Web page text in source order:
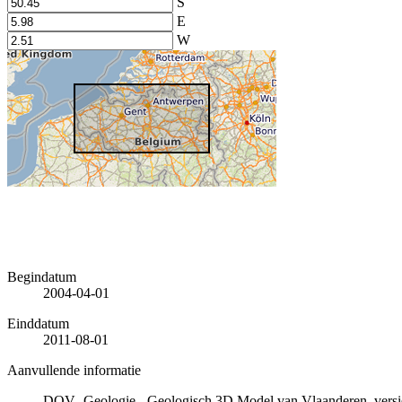
E
W
Begindatum
2004-04-01
Einddatum
2011-08-01
Aanvullende informatie